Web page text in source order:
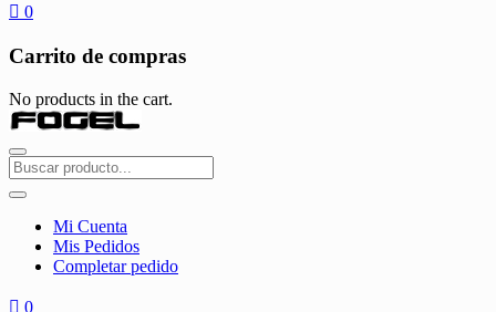
0
Carrito de compras
No products in the cart.
Mi Cuenta
Mis Pedidos
Completar pedido
0